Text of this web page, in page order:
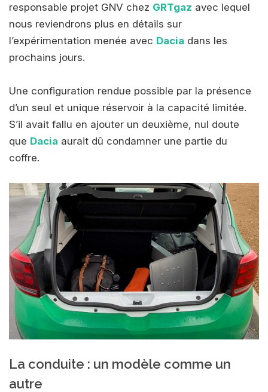
responsable projet GNV chez GRTgaz avec lequel
nous reviendrons plus en détails sur
l’expérimentation menée avec Dacia dans les
prochains jours.
Une configuration rendue possible par la présence
d’un seul et unique réservoir à la capacité limitée.
S’il avait fallu en ajouter un deuxième, nul doute
que Dacia aurait dû condamner une partie du
coffre.
La conduite : un modèle comme un
autre